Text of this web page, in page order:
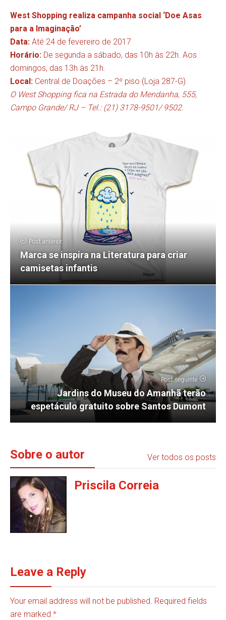
West Shopping realiza campanha social ‘Doe Asas
para a Imaginação’
Data: Até 24 de fevereiro de 2017
Horário: De segunda a sábado, das 10h às 22h. Aos
domingos, das 13h às 21h.
Local: Central de Doações – 2º piso (Loja 287-G)
O West Shopping fica na Estrada do Mendanha, 555,
Campo Grande/ RJ – Tel.: (21) 3178-9501/ 9502.
Post anterior
Marca se inspira na Literatura para criar
camisetas infantis
Post seguinte
Jardins do Museu do Amanhã terão
espetáculo gratuito sobre Santos Dumont
Sobre o autor Ver todos os posts
Priscila Correia
Leave a Reply
Your email address will not be published. Required fields
are marked *